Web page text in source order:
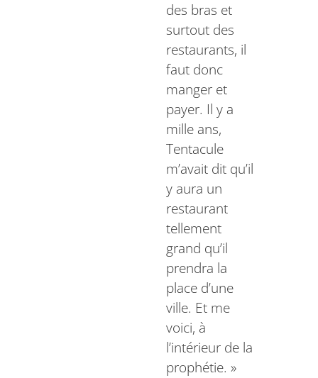
des bras et
surtout des
restaurants, il
faut donc
manger et
payer. Il y a
mille ans,
Tentacule
m’avait dit qu’il
y aura un
restaurant
tellement
grand qu’il
prendra la
place d’une
ville. Et me
voici, à
l’intérieur de la
prophétie. »